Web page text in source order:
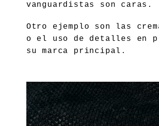
vanguardistas son caras.
Otro ejemplo son las
o el uso de detalles en
su marca principal.